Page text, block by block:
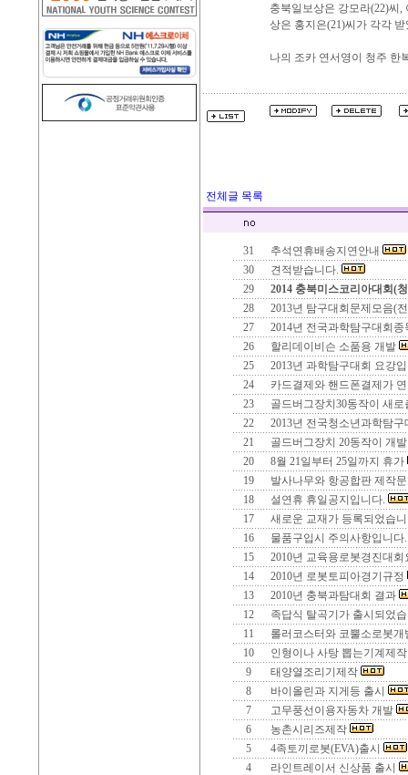
충북일보상은 강모라(22)씨
상은 홍지은(21)씨가 각각 받
나의 조카 연서영이 청주 한
전체글 목록
31
추석연휴배송지연안내
30
견적받습니다.
29
2014 충북미스코리아대회(
28
2013년 탐구대회문제모음(
27
2014년 전국과학탐구대회
26
할리데이비슨 소품용 개발
25
2013년 과학탐구대회 요강
24
카드결제와 핸드폰결제가
23
골드버그장치30동작이 새
22
2013년 전국청소년과학탐
21
골드버그장치 20동작이 개
20
8월 21일부터 25일까지 휴가
19
발사나무와 항공합판 제작
18
설연휴 휴일공지입니다.
17
새로운 교재가 등록되었습
16
물품구입시 주의사항입니
15
2010년 교육용로봇경진대
14
2010년 로봇토피아경기규정
13
2010년 충북과탐대회 결과
12
족답식 탈곡기가 출시되었
11
롤러코스터와 코뿔소로봇
10
인형이나 사탕 뽑는기계제
9
태양열조리기제작
8
바이올린과 지게등 출시
7
고무풍선이용자동차 개발
6
농촌시리즈제작
5
4족토끼로봇(EVA)출시
4
라인트레이서 신상품 출시